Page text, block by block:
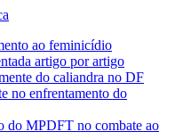
ao feminicídio
artigo por artigo
do caliandra no DF
no enfrentamento do
do MPDFT no combate ao